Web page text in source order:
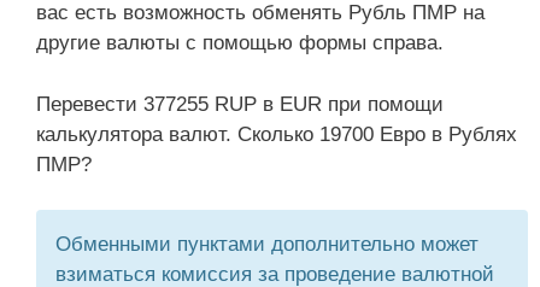
вас есть возможность обменять Рубль ПМР на
другие валюты с помощью формы справа.
Перевести 377255 RUP в EUR при помощи
калькулятора валют. Сколько 19700 Евро в Рублях
ПМР?
Обменными пунктами дополнительно может
взиматься комиссия за проведение валютной